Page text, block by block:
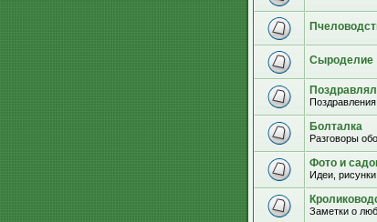
Сыроделие
Болталка
Разговоры
Фото и
Идеи,
Заметки о